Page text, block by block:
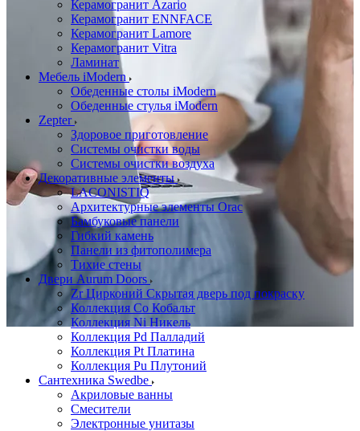
Керамогранит Azario
Керамогранит ENNFACE
Керамогранит Lamore
Керамогранит Vitra
Ламинат
Мебель iModern
Обеденные столы iModern
Обеденные стулья iModern
Zepter
Здоровое приготовление
Системы очистки воды
Системы очистки воздуха
Декоративные элементы
LACONISTIQ
Архитектурные элементы Orac
Бамбуковые панели
Гибкий камень
Панели из фитополимера
Тихие стены
Двери Aurum Doors
Zr Цирконий Скрытая дверь под покраску
Коллекция Co Кобальт
Коллекция Ni Никель
Коллекция Pd Палладий
Коллекция Pt Платина
Коллекция Pu Плутоний
Сантехника Swedbe
Акриловые ванны
Смесители
Электронные унитазы